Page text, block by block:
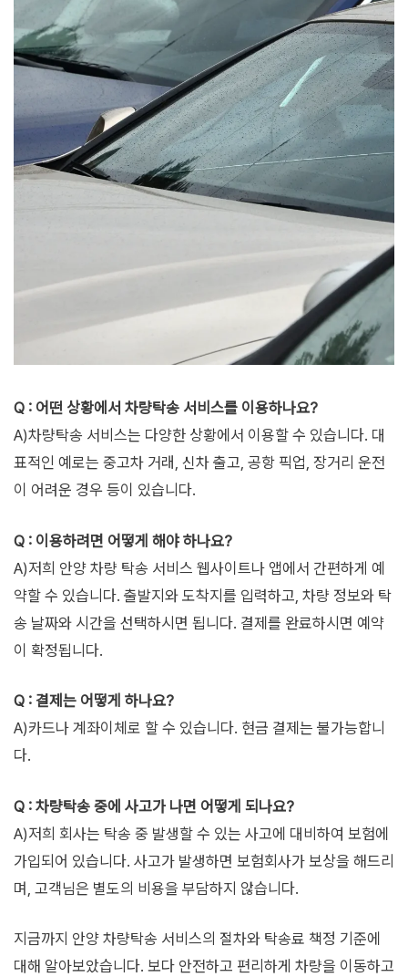
Q : 어떤 상황에서 차량탁송 서비스를 이용하나요?
A)차량탁송 서비스는 다양한 상황에서 이용할 수 있습니다. 대
표적인 예로는 중고차 거래, 신차 출고, 공항 픽업, 장거리 운전
이 어려운 경우 등이 있습니다.
Q : 이용하려면 어떻게 해야 하나요?
A)저희 안양 차량 탁송 서비스 웹사이트나 앱에서 간편하게 예
약할 수 있습니다. 출발지와 도착지를 입력하고, 차량 정보와 탁
송 날짜와 시간을 선택하시면 됩니다. 결제를 완료하시면 예약
이 확정됩니다.
Q : 결제는 어떻게 하나요?
A)카드나 계좌이체로 할 수 있습니다. 현금 결제는 불가능합니
다.
Q : 차량탁송 중에 사고가 나면 어떻게 되나요?
A)저희 회사는 탁송 중 발생할 수 있는 사고에 대비하여 보험에
가입되어 있습니다. 사고가 발생하면 보험회사가 보상을 해드리
며, 고객님은 별도의 비용을 부담하지 않습니다.
지금까지 안양 차량탁송 서비스의 절차와 탁송료 책정 기준에
대해 알아보았습니다. 보다 안전하고 편리하게 차량을 이동하고